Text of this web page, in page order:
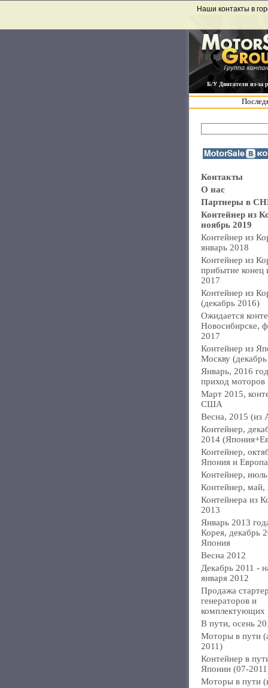
Б/У Двигатели из-за
Наши контакты в
Контакты
О нас
Партнеры в
Контейнер из
ноябрь 2019
Контейнер из
январь 2018
Контейнер из
прибытие конец
2017
Контейнер из
(декабрь 2016)
Ожидается
Новосибирске,
2017
Контейнер из
Москву
Январь, 2016
приход моторов
Март 2015,
США
Весна, 2015 (из
Контейнер,
2014
Контейнер,
Япония и
Контейнер,
Контейнер, май,
Контейнера из
2013
Январь 2013
Корея, декабрь
Япония
Весна 2012
Декабрь 2011 -
января 2012
Продажа
генераторов и
комплектующих
В пути, осень
Моторы в пути
2011)
Контейнер в
Японии (07-
Моторы в пути